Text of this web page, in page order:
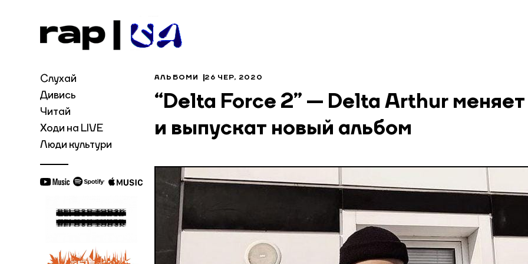
Слухай
Дивись
Читай
Ходи на LIVE
Люди культури
АЛЬБОМИ 26 ЧЕР, 2020
“Delta Force 2” — Delta Arthur
и выпускат новый альбом